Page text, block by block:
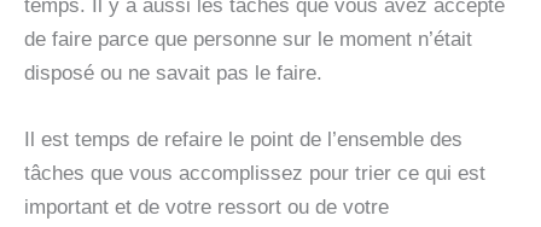
temps. Il y a aussi les tâches que vous avez accepté
de faire parce que personne sur le moment n’était
disposé ou ne savait pas le faire.
Il est temps de refaire le point de l’ensemble des
tâches que vous accomplissez pour trier ce qui est
important et de votre ressort ou de votre